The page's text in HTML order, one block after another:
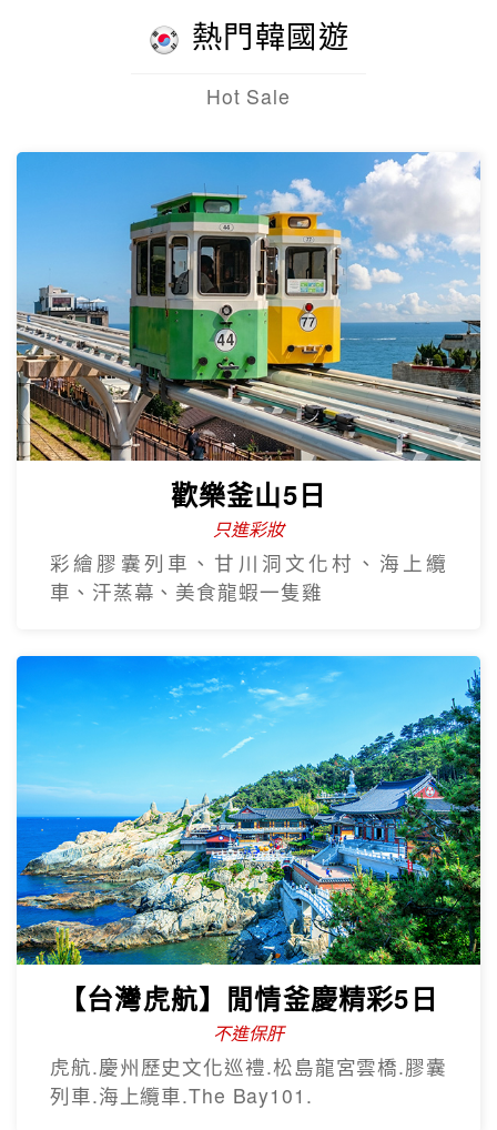
熱門韓國遊
Hot Sale
歡樂釜山5日
只進彩妝
彩繪膠囊列車、甘川洞文化村、海上纜
車、汗蒸幕、美食龍蝦一隻雞
【台灣虎航】閒情釜慶精彩5日
不進保肝
虎航.慶州歷史文化巡禮.松島龍宮雲橋.膠囊
列車.海上纜車.The Bay101.